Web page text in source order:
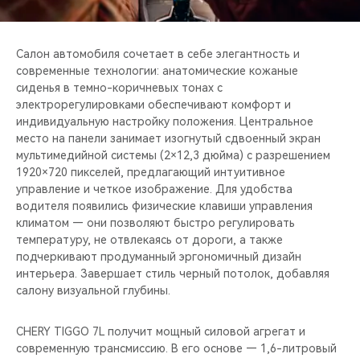
Салон автомобиля сочетает в себе элегантность и
современные технологии: анатомические кожаные
сиденья в темно-коричневых тонах с
электрорегулировками обеспечивают комфорт и
индивидуальную настройку положения. Центральное
место на панели занимает изогнутый сдвоенный экран
мультимедийной системы (2×12,3 дюйма) с разрешением
1920×720 пикселей, предлагающий интуитивное
управление и четкое изображение. Для удобства
водителя появились физические клавиши управления
климатом — они позволяют быстро регулировать
температуру, не отвлекаясь от дороги, а также
подчеркивают продуманный эргономичный дизайн
интерьера. Завершает стиль черный потолок, добавляя
салону визуальной глубины.
CHERY TIGGO 7L получит мощный силовой агрегат и
современную трансмиссию. В его основе — 1,6-литровый